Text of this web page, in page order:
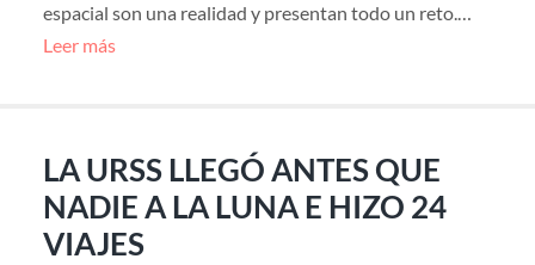
espacial son una realidad y presentan todo un reto.…
Leer más
LA URSS LLEGÓ ANTES QUE
NADIE A LA LUNA E HIZO 24
VIAJES